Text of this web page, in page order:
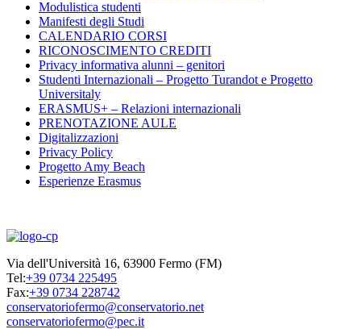
Modulistica studenti
Manifesti degli Studi
CALENDARIO CORSI
RICONOSCIMENTO CREDITI
Privacy informativa alunni – genitori
Studenti Internazionali – Progetto Turandot e Progetto
Universitaly
ERASMUS+ – Relazioni internazionali
PRENOTAZIONE AULE
Digitalizzazioni
Privacy Policy
Progetto Amy Beach
Esperienze Erasmus
Via dell'Università 16, 63900 Fermo (FM)
Tel:+39 0734 225495
Fax:+39 0734 228742
conservatoriofermo@conservatorio.net
conservatoriofermo@pec.it